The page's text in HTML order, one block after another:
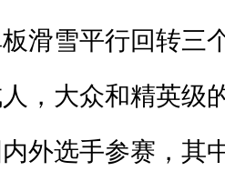
滑雪平行回转三
，大众和精英级
外选手参赛，其